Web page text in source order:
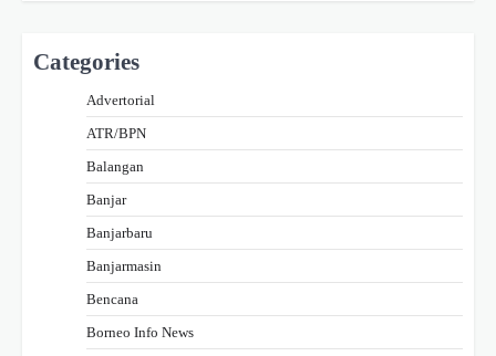
Categories
Advertorial
ATR/BPN
Balangan
Banjar
Banjarbaru
Banjarmasin
Bencana
Borneo Info News